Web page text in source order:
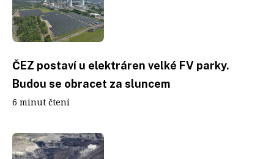
ČEZ postaví u elektráren velké FV parky.
Budou se obracet za sluncem
6 minut čtení